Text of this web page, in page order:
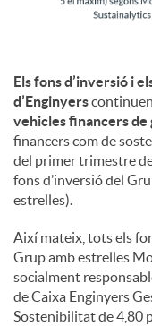
Els fons d’inversió i
d’Enginyers
vehicles financers de
financers com de
del primer trimestre
fons d’inversió del
estrelles).
Així mateix, tots els
Grup amb estrelles
socialment
de Caixa Enginyers
Sostenibilitat de 4,80